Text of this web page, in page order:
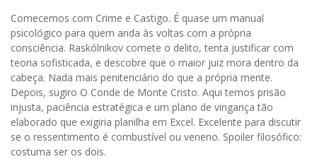
Comecemos com Crime e Castigo. É quase um manual
psicológico para quem anda às voltas com a própria
consciência. Raskólnikov comete o delito, tenta justificar com
teoria sofisticada, e descobre que o maior juiz mora dentro da
cabeça. Nada mais penitenciário do que a própria mente.
Depois, sugiro O Conde de Monte Cristo. Aqui temos prisão
injusta, paciência estratégica e um plano de vingança tão
elaborado que exigiria planilha em Excel. Excelente para discutir
se o ressentimento é combustível ou veneno. Spoiler filosófico:
costuma ser os dois.